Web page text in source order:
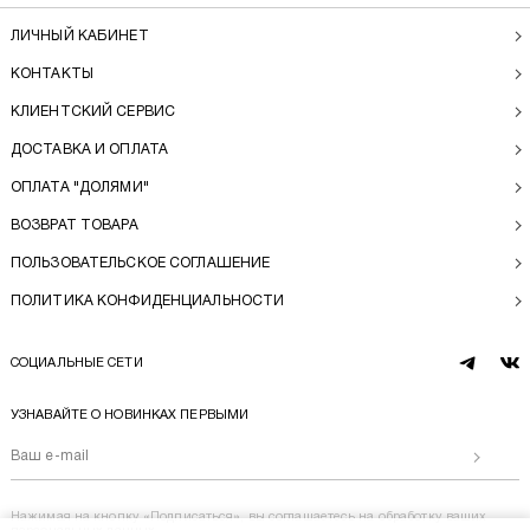
ЛИЧНЫЙ КАБИНЕТ
КОНТАКТЫ
КЛИЕНТСКИЙ СЕРВИС
ДОСТАВКА И ОПЛАТА
ОПЛАТА "ДОЛЯМИ"
ВОЗВРАТ ТОВАРА
ПОЛЬЗОВАТЕЛЬСКОЕ СОГЛАШЕНИЕ
ПОЛИТИКА КОНФИДЕНЦИАЛЬНОСТИ
СОЦИАЛЬНЫЕ СЕТИ
telegram
vk
УЗНАВАЙТЕ О НОВИНКАХ ПЕРВЫМИ
Нажимая на кнопку «Подписаться», вы соглашаетесь на обработку ваших